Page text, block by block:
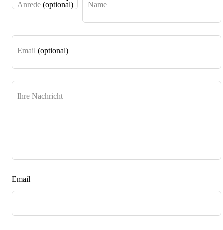
Anrede (optional) Name
Email (optional)
Ihre Nachricht
Email